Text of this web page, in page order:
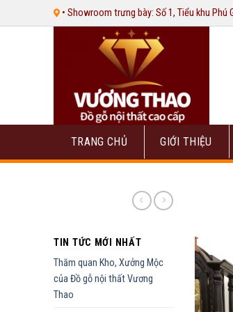
qua
• Showroom trưng bày: Số 1, Tiểu khu Phú
TRANG CHỦ GIỚI THIỆU
TIN TỨC MỚI NHẤT
Thăm quan Kho, Xưởng Mộc
của Đồ gỗ nội thất Vương
Thao